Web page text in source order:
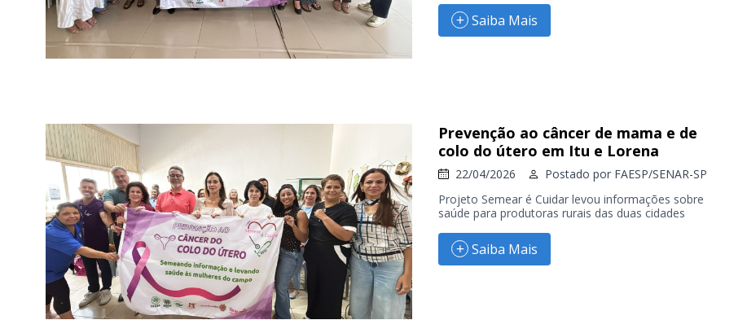
Saiba Mais
Prevenção ao câncer de mama e de
colo do útero em Itu e Lorena
22/04/2026 Postado por FAESP/SENAR-SP
Projeto Semear é Cuidar levou informações sobre
saúde para produtoras rurais das duas cidades
Saiba Mais